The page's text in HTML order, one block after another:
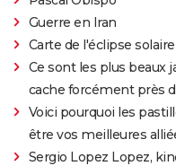
Guerre en Iran
Carte de l'éclipse
Ce sont les plus beaux
cache forcément près
Voici pourquoi les
être vos meilleures
Sergio Lopez Lopez,